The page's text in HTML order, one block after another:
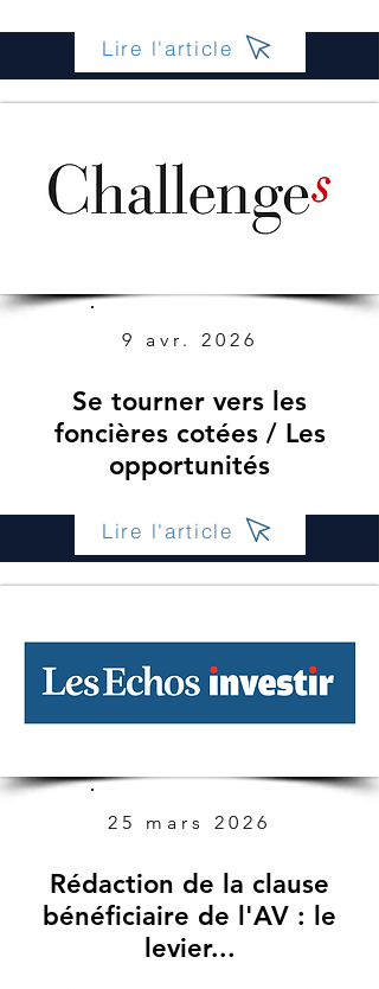
Lire l'article
9 avr. 2026
Se tourner vers les
foncières cotées / Les
opportunités
Lire l'article
25 mars 2026
Rédaction de la clause
bénéficiaire de l'AV : le
levier...